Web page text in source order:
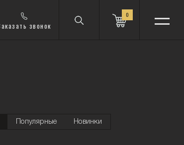
звонок
0
Популярные Новинки